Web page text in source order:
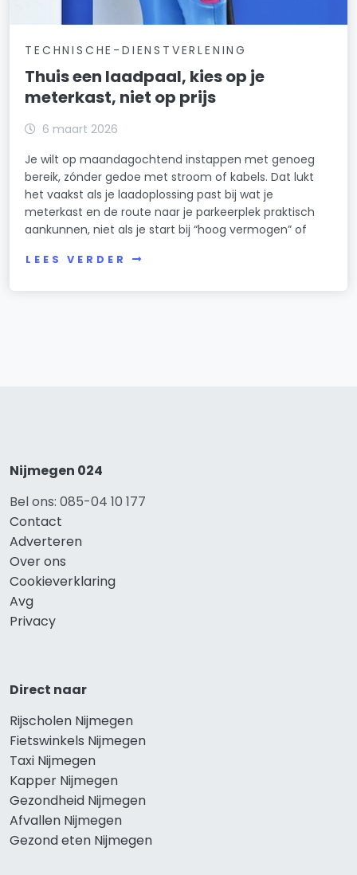
TECHNISCHE-DIENSTVERLENING
Thuis een laadpaal, kies op je
meterkast, niet op prijs
6 maart 2026
Je wilt op maandagochtend instappen met genoeg
bereik, zónder gedoe met stroom of kabels. Dat lukt
het vaakst als je laadoplossing past bij wat je
meterkast en de route naar je parkeerplek praktisch
aankunnen, niet als je start bij “hoog vermogen” of
LEES VERDER
Nijmegen 024
Bel ons: 085-04 10 177
Contact
Adverteren
Over ons
Cookieverklaring
Avg
Privacy
Direct naar
Rijscholen Nijmegen
Fietswinkels Nijmegen
Taxi Nijmegen
Kapper Nijmegen
Gezondheid Nijmegen
Afvallen Nijmegen
Gezond eten Nijmegen